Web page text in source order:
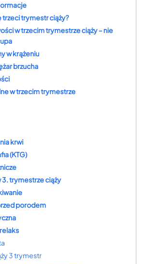
trzeci trymestr ciąży?
w trzecim trymestrze ciąży – nie
w krążeniu
brzucha
w trzecim trymestrze
krwi
(KTG)
trymestrze ciąży
porodem
3 trymestr